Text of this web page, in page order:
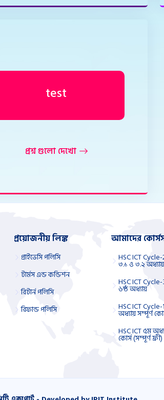
test
প্রশ্ন গুলো দেখো
প্রয়োজনীয় লিঙ্ক
প্রাইভেসি পলিসি
টার্মস এন্ড কন্ডিশন
রিটার্ন পলিসি
রিফান্ড পলিসি
আমাদের
HSC ICT
৩.১ ও ৩.২ অধ্যায়
HSC ICT
৬ষ্ঠ অধ্যায়
HSC ICT
অধ্যায় সম্পূর্ণ
HSC ICT ৫ম
কোর্স (সম্পূর্ণ ফ্রী)